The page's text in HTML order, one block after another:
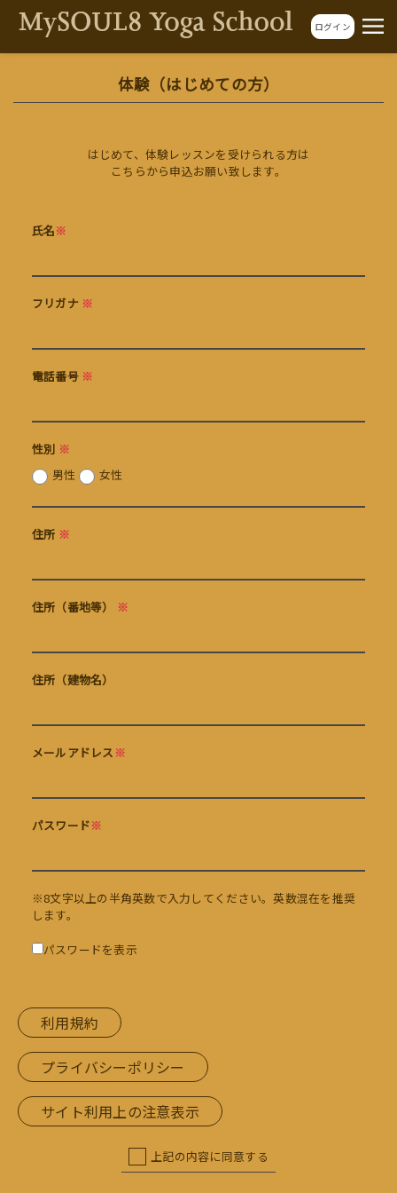
ログイン
体験（はじめての方）
はじめて、体験レッスンを受けられる方は
こちらから申込お願い致します。
氏名※
フリガナ ※
電話番号 ※
性別 ※
男性
女性
住所 ※
住所（番地等） ※
住所（建物名）
メールアドレス ※
パスワード※
※8文字以上の半角英数で入力してください。英数混在を推奨
します。
パスワードを表示
利用規約
プライバシーポリシー
サイト利用上の注意表示
上記の内容に同意する